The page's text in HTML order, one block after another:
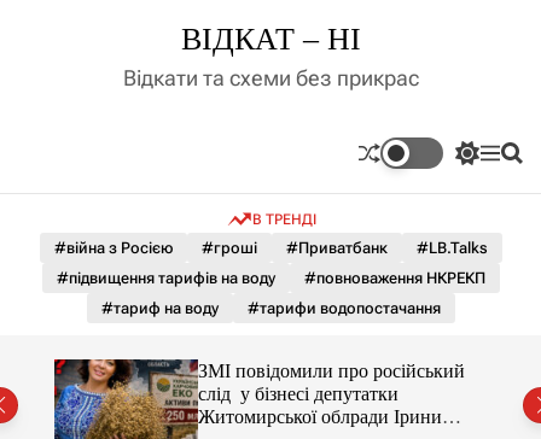
д
у
ВІДКАТ – НІ
Відкати та схеми без прикрас
П
м
к
а
о
о
М П
В ТРЕНДІ
#війна з Росією #гроші #Приватбанк
#LB.Talks
#підвищення тарифів на воду
#повноваження НКРЕКП
#тариф на воду
#тарифи водопостачання
ЗМІ повідомили про російський
слід у бізнесі депутатки
Житомирської облради Ірини